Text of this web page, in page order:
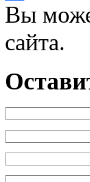
Facebook
Вы
сайта.